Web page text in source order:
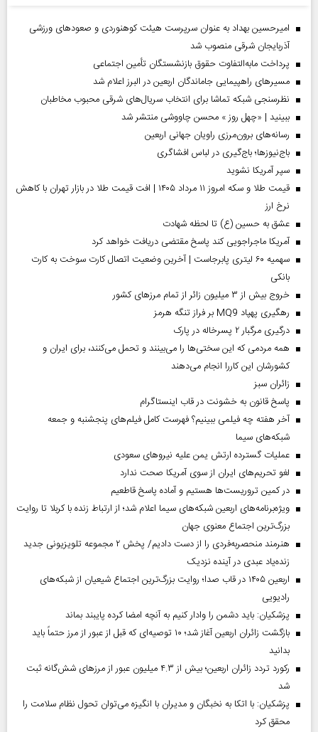
امیرحسین بهداد به عنوان سرپرست هیئت کوهنوردی و صعودهای ورزشی
آذربایجان شرقی منصوب شد
پرداخت مابه‌التفاوت حقوق بازنشستگان تأمین اجتماعی
مسیر‌های راهپیمایی جاماندگان اربعین در البرز اعلام شد
نظرسنجی شبکه تماشا برای انتخاب سریال‌های شرقی محبوب مخاطبان
ببینید | «چهل روز » محسن چاووشی منتشر شد
رسانه‌های برون‌مرزی راویان جهانی اربعین
باج‌نیوزها؛ باج‌گیری در لباس افشاگری
سپر آمریکا نشوید
قیمت طلا و سکه امروز ۱۱ مرداد ۱۴۰۵ | افت قیمت طلا در بازار تهران با کاهش
نرخ ارز
عشق به حسین (ع) تا لحظه شهادت
آمریکا ماجراجویی کند پاسخ مقتضی دریافت خواهد کرد
سهمیه ۶۰ لیتری پابرجاست | آخرین وضعیت اتصال کارت سوخت به کارت
بانکی
خروج بیش از ۳ میلیون زائر از تمام مرز‌های کشور
رهگیری پهپاد MQ9 بر فراز تنگه هرمز
درگیری مرگبار ۲ پسرخاله در پارک
همه مردمی که این سختی‌ها را می‌بینند و تحمل می‌کنند، برای ایران و
کشورشان این کاررا انجام می‌دهند
‌زائران سبز
پاسخ قانون به خشونت در قاب اینستاگرام
آخر هفته چه فیلمی ببینیم؟ فهرست کامل فیلم‌های پنجشنبه و جمعه
شبکه‌های سیما
عملیات گسترده ارتش یمن علیه نیروهای سعودی
لغو تحریم‌های ایران از سوی آمریکا صحت ندارد
در کمین تروریست‌ها هستیم و آماده پاسخ قاطعیم
ویژه‌برنامه‌های اربعین شبکه‌های سیما اعلام شد؛ از ارتباط زنده با کربلا تا روایت
بزرگ‌ترین اجتماع معنوی جهان
هنرمند منحصر‌به‌فردی را از دست دادیم/ پخش ۲ مجموعه تلویزیونی جدید
زنده‌یاد عبدی در آینده نزدیک
اربعین ۱۴۰۵ در قاب صدا؛ روایت بزرگ‌ترین اجتماع شیعیان از شبکه‌های
رادیویی
پزشکیان: باید دشمن را وادار کنیم به آنچه امضا کرده پایبند بماند
بازگشت زائران اربعین آغاز شد؛ ۱۰ توصیه‌ای که قبل از عبور از مرز حتماً باید
بدانید
رکورد تردد زائران اربعین؛ بیش از ۴.۳ میلیون عبور از مرزهای شش‌گانه ثبت
شد
پزشکیان: با اتکا به نخبگان و مدیران با انگیزه می‌توان تحول نظام سلامت را
محقق کرد